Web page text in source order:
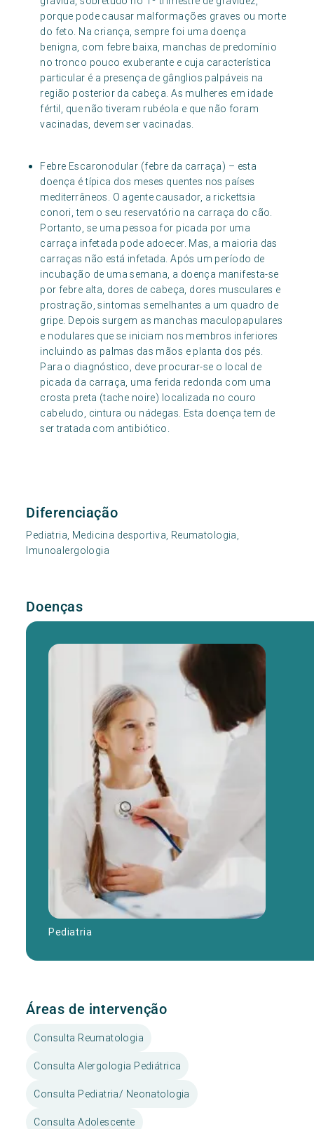
porque pode causar malformações graves ou morte
do feto. Na criança, sempre foi uma doença
benigna, com febre baixa, manchas de predomínio
no tronco pouco exuberante e cuja característica
particular é a presença de gânglios palpáveis na
região posterior da cabeça. As mulheres em idade
fértil, que não tiveram rubéola e que não foram
vacinadas, devem ser vacinadas.
Febre Escaronodular (febre da carraça) – esta
doença é típica dos meses quentes nos países
mediterrâneos. O agente causador, a rickettsia
conori, tem o seu reservatório na carraça do cão.
Portanto, se uma pessoa for picada por uma
carraça infetada pode adoecer. Mas, a maioria das
carraças não está infetada. Após um período de
incubação de uma semana, a doença manifesta-se
por febre alta, dores de cabeça, dores musculares e
prostração, sintomas semelhantes a um quadro de
gripe. Depois surgem as manchas maculopapulares
e nodulares que se iniciam nos membros inferiores
incluindo as palmas das mãos e planta dos pés.
Para o diagnóstico, deve procurar-se o local de
picada da carraça, uma ferida redonda com uma
crosta preta (tache noire) localizada no couro
cabeludo, cintura ou nádegas. Esta doença tem de
ser tratada com antibiótico.
Diferenciação
Pediatria, Medicina desportiva, Reumatologia,
Imunoalergologia
Doenças
Pediatria
Áreas de intervenção
Consulta Reumatologia
Consulta Alergologia Pediátrica
Consulta Pediatria/ Neonatologia
Consulta Adolescente